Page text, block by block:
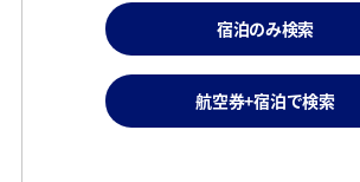
宿泊のみ検索
航空券+宿泊で検索